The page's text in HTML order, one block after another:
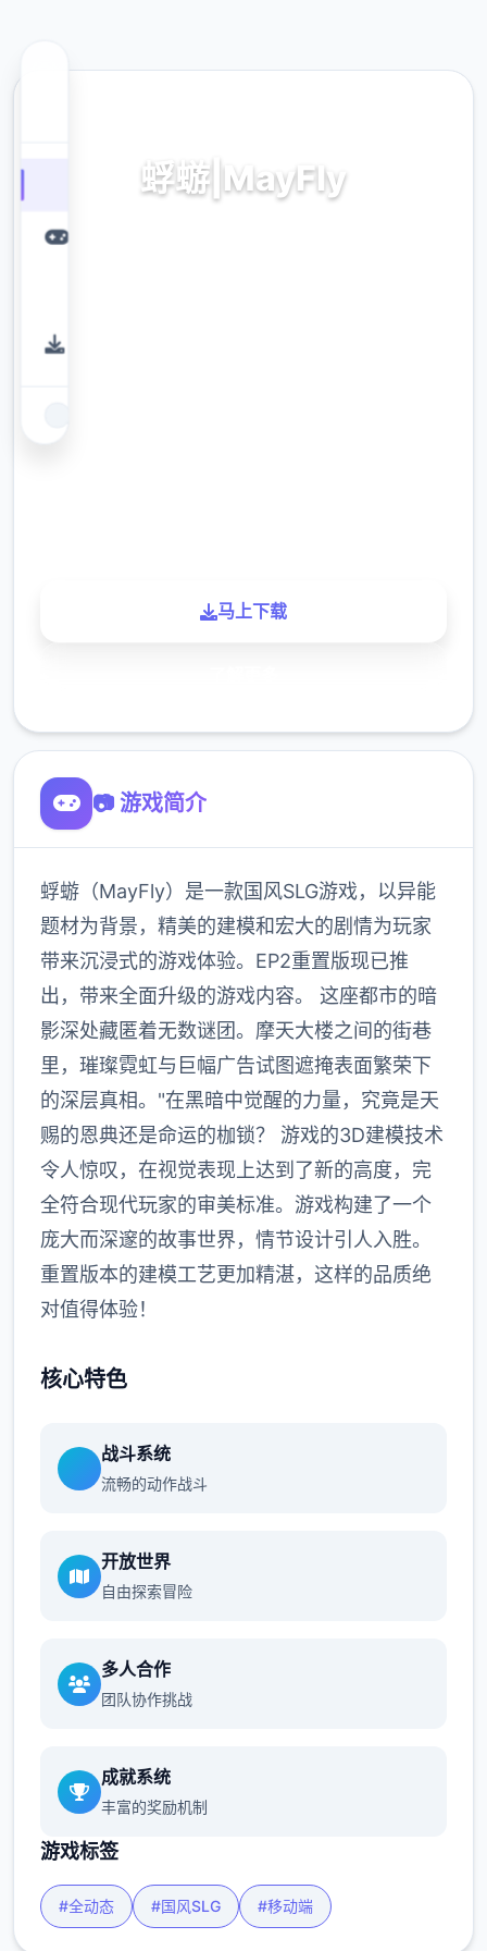
蜉蝣|MayFly
马上下载
📷 游戏简介
蜉蝣（MayFly）是一款国风SLG游戏，以异能
题材为背景，精美的建模和宏大的剧情为玩家
带来沉浸式的游戏体验。EP2重置版现已推
出，带来全面升级的游戏内容。 这座都市的暗
影深处藏匿着无数谜团。摩天大楼之间的街巷
里，璀璨霓虹与巨幅广告试图遮掩表面繁荣下
的深层真相。"在黑暗中觉醒的力量，究竟是天
赐的恩典还是命运的枷锁？ 游戏的3D建模技术
令人惊叹，在视觉表现上达到了新的高度，完
全符合现代玩家的审美标准。游戏构建了一个
庞大而深邃的故事世界，情节设计引人入胜。
重置版本的建模工艺更加精湛，这样的品质绝
对值得体验！
核心特色
战斗系统
流畅的动作战斗
开放世界
自由探索冒险
多人合作
团队协作挑战
成就系统
丰富的奖励机制
游戏标签
#全动态 #国风SLG #移动端